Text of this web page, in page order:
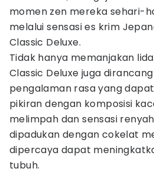
momen zen mereka sehari-
melalui sensasi es krim
Classic Deluxe.
Tidak hanya memanjakan
Classic Deluxe juga
pengalaman rasa yang
pikiran dengan komposisi
melimpah dan sensasi
dipadukan dengan cokelat
dipercaya dapat
tubuh.